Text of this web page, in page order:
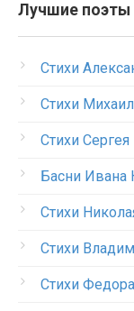
Лучшие поэты
Стихи
Стихи
Стихи Сергея
Басни Ивана
Стихи
Стихи
Стихи